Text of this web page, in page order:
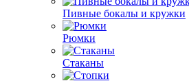
Пивные бокалы и кружки
Рюмки
Стаканы